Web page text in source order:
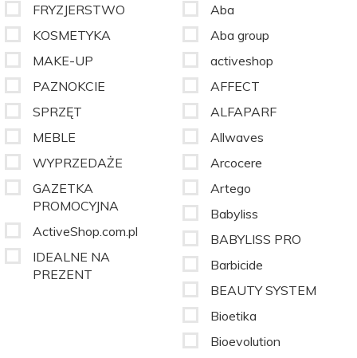
FRYZJERSTWO
KOSMETYKA
MAKE-UP
PAZNOKCIE
SPRZĘT
MEBLE
WYPRZEDAŻE
GAZETKA
PROMOCYJNA
ActiveShop.com.pl
IDEALNE NA
PREZENT
Aba
Aba group
activeshop
AFFECT
ALFAPARF
Allwaves
Arcocere
Artego
Babyliss
BABYLISS PRO
Barbicide
BEAUTY SYSTEM
Bioetika
Bioevolution